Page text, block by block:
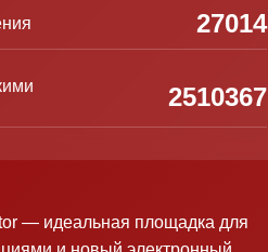
27014
2510367
— идеальная площадка для